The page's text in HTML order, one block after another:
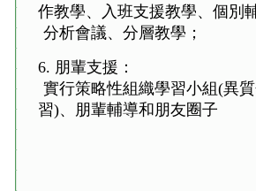
作教學、入班支援教學、個別
分析會議、分層教學；
6. 朋輩支援：
實行策略性組織學習小組(異
習)、朋輩輔導和朋友圈子